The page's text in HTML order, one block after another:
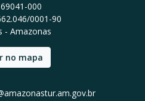
000
0001-90
- Amazonas
no mapa